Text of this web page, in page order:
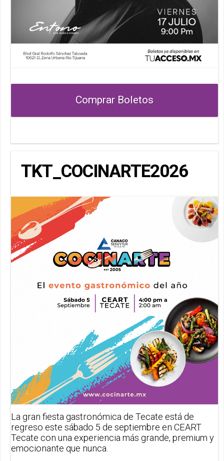
Comprar Boletos
TKT_COCINARTE2026
La gran fiesta gastronómica de Tecate está de
regreso este sábado 5 de septiembre en CEART
Tecate con una experiencia más grande, premium y
emocionante que nunca.